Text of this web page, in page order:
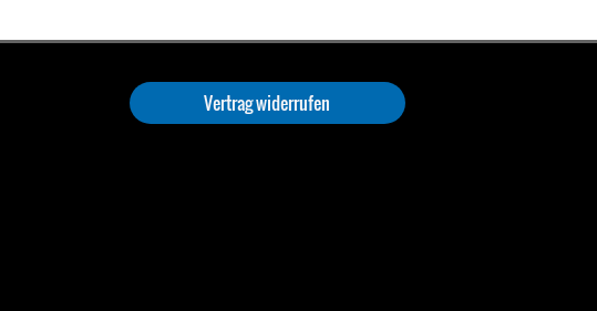
Vertrag widerrufen